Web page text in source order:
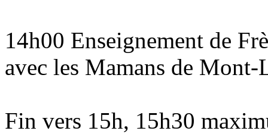
14h00 Enseignement de
avec les Mamans de
Fin vers 15h, 15h30